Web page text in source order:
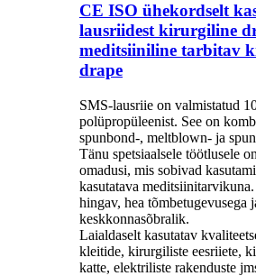
CE ISO ühekordselt
lausriidest kirurgiline
meditsiiniline tarbitav
drape
SMS-lausriie on valmistatud
polüpropüleenist. See on
spunbond-, meltblown- ja
Tänu spetsiaalsele töötlusele
omadusi, mis sobivad
kasutatava
hingav, hea tõmbetugevusega
keskkonnasõbralik.
Laialdaselt kasutatav
kleitide, kirurgiliste eesriiete,
katte, elektriliste rakenduste